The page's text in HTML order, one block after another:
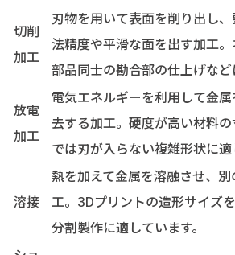
切削
加工
刃物を用いて表面を削り出し
法精度や平滑な面を出す加工。
部品同士の勘合部の仕上げなど
放電
加工
電気エネルギーを利用して金
去する加工。硬度が高い材料の
では刃が入らない複雑形状に適
溶接
熱を加えて金属を溶融させ、
工。3Dプリントの造形サイズ
分割製作に適しています。